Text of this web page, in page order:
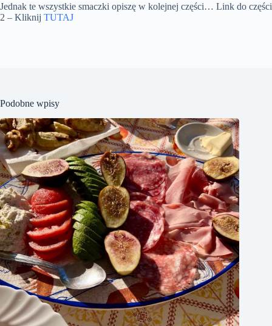
Jednak te wszystkie smaczki opiszę w kolejnej części… Link do części
2 – Kliknij TUTAJ
Podobne wpisy